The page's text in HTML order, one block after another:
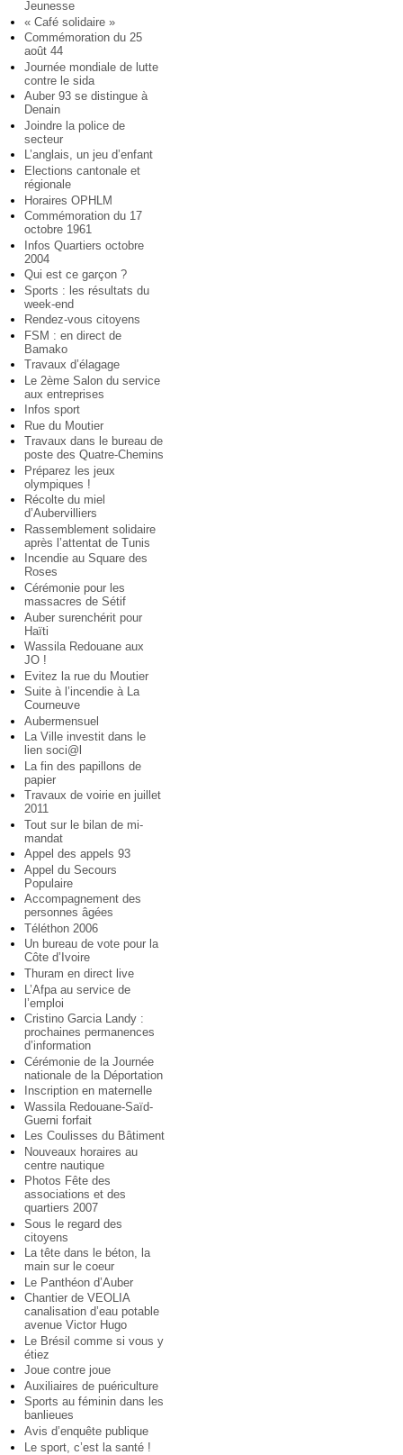
Jeunesse
« Café solidaire »
Commémoration du 25
août 44
Journée mondiale de lutte
contre le sida
Auber 93 se distingue à
Denain
Joindre la police de
secteur
L’anglais, un jeu d’enfant
Elections cantonale et
régionale
Horaires OPHLM
Commémoration du 17
octobre 1961
Infos Quartiers octobre
2004
Qui est ce garçon ?
Sports : les résultats du
week-end
Rendez-vous citoyens
FSM : en direct de
Bamako
Travaux d’élagage
Le 2ème Salon du service
aux entreprises
Infos sport
Rue du Moutier
Travaux dans le bureau de
poste des Quatre-Chemins
Préparez les jeux
olympiques !
Récolte du miel
d’Aubervilliers
Rassemblement solidaire
après l’attentat de Tunis
Incendie au Square des
Roses
Cérémonie pour les
massacres de Sétif
Auber surenchérit pour
Haïti
Wassila Redouane aux
JO !
Evitez la rue du Moutier
Suite à l’incendie à La
Courneuve
Aubermensuel
La Ville investit dans le
lien soci@l
La fin des papillons de
papier
Travaux de voirie en juillet
2011
Tout sur le bilan de mi-
mandat
Appel des appels 93
Appel du Secours
Populaire
Accompagnement des
personnes âgées
Téléthon 2006
Un bureau de vote pour la
Côte d’Ivoire
Thuram en direct live
L’Afpa au service de
l’emploi
Cristino Garcia Landy :
prochaines permanences
d’information
Cérémonie de la Journée
nationale de la Déportation
Inscription en maternelle
Wassila Redouane-Saïd-
Guerni forfait
Les Coulisses du Bâtiment
Nouveaux horaires au
centre nautique
Photos Fête des
associations et des
quartiers 2007
Sous le regard des
citoyens
La tête dans le béton, la
main sur le coeur
Le Panthéon d’Auber
Chantier de VEOLIA
canalisation d’eau potable
avenue Victor Hugo
Le Brésil comme si vous y
étiez
Joue contre joue
Auxiliaires de puériculture
Sports au féminin dans les
banlieues
Avis d’enquête publique
Le sport, c’est la santé !